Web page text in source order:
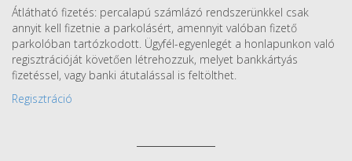
Átlátható fizetés: percalapú számlázó rendszerünkkel csak
annyit kell fizetnie a parkolásért, amennyit valóban fizető
parkolóban tartózkodott. Ügyfél-egyenlegét a honlapunkon való
regisztrációját követően létrehozzuk, melyet bankkártyás
fizetéssel, vagy banki átutalással is feltölthet.
Regisztráció